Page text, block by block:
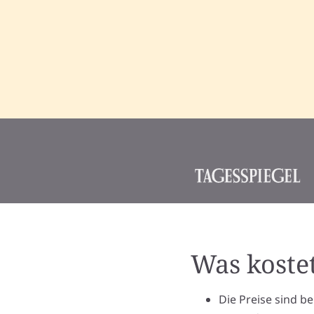
Was
Die Preise sind